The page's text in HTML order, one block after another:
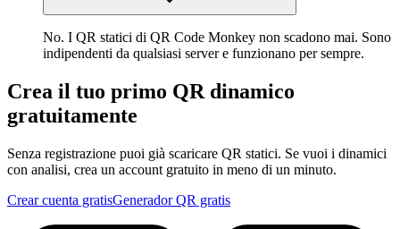
No. I QR statici di QR Code Monkey non scadono mai. Sono
indipendenti da qualsiasi server e funzionano per sempre.
Crea il tuo primo QR dinamico
gratuitamente
Senza registrazione puoi già scaricare QR statici. Se vuoi i dinamici
con analisi, crea un account gratuito in meno di un minuto.
Crear cuenta gratisGenerador QR gratis